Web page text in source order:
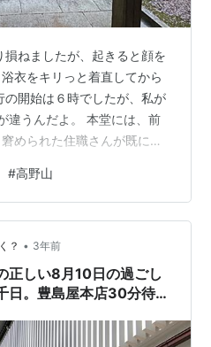
損ねましたが、起きると顔を
衣をキリっと着直してから
開始は６時でしたが、私が
違うんだよ。 本堂には、前
められた住職さんが既にい
てきます」 またやっちまっ
ってくる頃はほぼ６時で、
しゃいました。 きっと 「こ
心構えが足りないんだよ」
・・ 法話から始まり、参加
…
#高野山
？ • 3年前
正しい8月10日の過ごし
日。豊島屋本店30分待ち